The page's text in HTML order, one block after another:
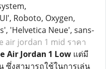
Roboto, Oxygen,
'Helvetica Neue', sans-
air jordan 1 mid ราคา
Air Jordan 1 Low แต่มี
ซึ่งสามารถใช้ในการเล่น